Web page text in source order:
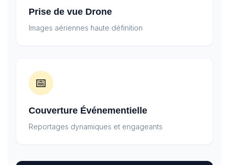
Prise de vue Drone
Images aériennes haute définition
📅
Couverture Événementielle
Reportages dynamiques et engageants